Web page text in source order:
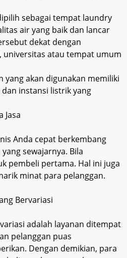
sebagai tempat laundry
air yang baik dan lancar
dekat dengan
universitas atau tempat umum
yang akan digunakan memiliki
instansi listrik yang
Jasa
Anda cepat berkembang
sewajarnya. Bila
pembeli pertama. Hal ini juga
minat para pelanggan.
Bervariasi
adalah layanan ditempat
pelanggan puas
Dengan demikian, para